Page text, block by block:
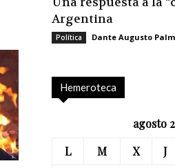
Argentina
Política Dante Augusto
Hemeroteca
agosto
L
M X J